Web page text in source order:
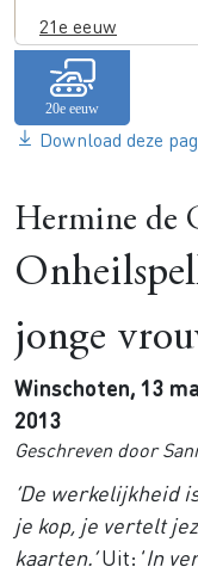
21e eeuw
Gender en
identiteit
Download deze
Hermine de
jonge
Winschoten, 13
2013
Geschreven door
‘De werkelijkheid
je kop, je vertelt
kaarten.’Uit: ‘In